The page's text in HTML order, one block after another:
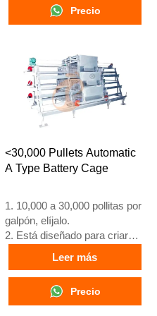
3. Vida útil de más de 25
años.
horas. Número de WhatsApp:
+8618830120193, +234
8111199996
Precio
<30,000 Pullets Automatic
A Type Battery Cage
1. 10,000 a 30,000 pollitas por
galpón, elíjalo.
2. Está diseñado para criar
pollitas mayores de 1 día
hasta gallinas de 12 a 16
semanas que comienzan a
poner huevos.
3. Su vida útil es de más de
Leer más
Precio